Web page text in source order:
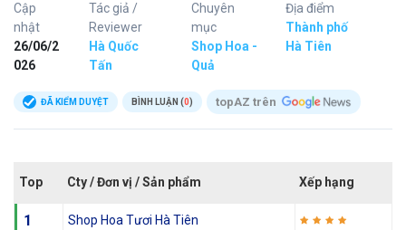
Cập
nhật
26/06/2
026
Tác giả /
Reviewer
Hà Quốc
Tấn
Chuyên
mục
Shop Hoa -
Quả
Địa điểm
Thành phố
Hà Tiên
ĐÃ KIỂM DUYỆT BÌNH LUẬN (0) topAZ trên
Top Cty / Đơn vị / Sản phẩm Xếp hạng
1 Shop Hoa Tươi Hà Tiên